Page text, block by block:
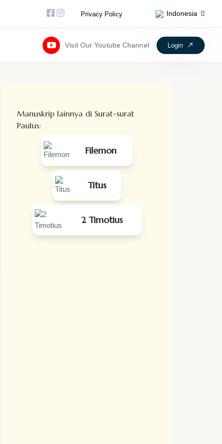
Facebook-square
InstagramPrivacy Policy Indonesia
Visit Our Youtube Channel Login
Manuskrip lainnya di Surat-surat
Paulus:
Filemon
Titus
2 Timotius